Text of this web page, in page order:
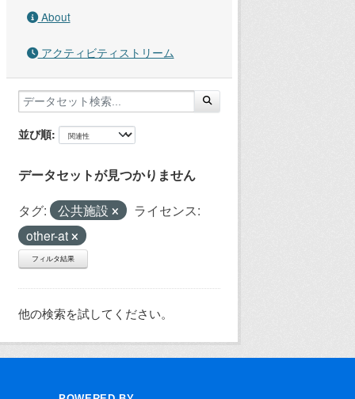
About
アクティビティストリーム
並び順
データセットが見つかりません
タグ: 公共施設
ライセンス:
other-at
フィルタ結果
他の検索を試してください。